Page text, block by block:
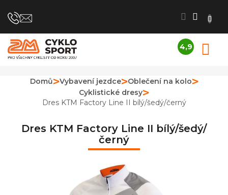
na
4,9
obchodu
je
z
Domů Vybavení jezdce
Oblečení na kolo
Cyklistické dresy
Dres KTM Factory Line II bílý/šedý/černý
Dres KTM Factory Line II bílý/šedý/
černý